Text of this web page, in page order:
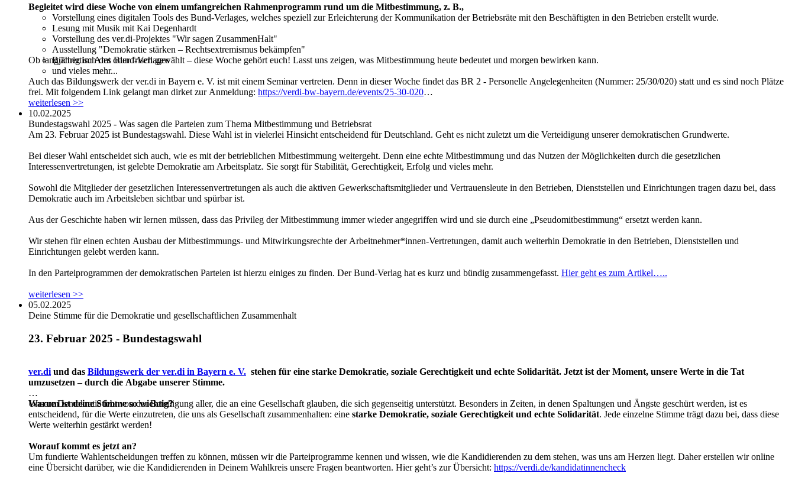
Begleitet wird diese Woche von einem umfangreichen Rahmenprogramm rund um die Mitbestimmung, z. B.,
Vorstellung eines digitalen Tools des Bund-Verlages, welches speziell zur Erleichterung der Kommunikation der Betriebsräte mit den Beschäftigten in den Betrieben erstellt wurde.
Lesung mit Musik mit Kai Degenhardt
Vorstellung des ver.di-Projektes "Wir sagen ZusammenHalt"
Ausstellung "Demokratie stärken – Rechtsextremismus bekämpfen"
Büchertisch des Bund-Verlages
und vieles mehr...
Ob langjährig im Amt oder frisch gewählt – diese Woche gehört euch! Lasst uns zeigen, was Mitbestimmung heute bedeutet und morgen bewirken kann.
Auch das Bildungswerk der ver.di in Bayern e. V. ist mit einem Seminar vertreten. Denn in dieser Woche findet das BR 2 - Personelle Angelegenheiten (Nummer: 25/30/020) statt und es sind noch Plätze
frei. Mit folgendem Link gelangt man dirket zur Anmeldung: https://verdi-bw-bayern.de/events/25-30-020
weiterlesen >>
10.02.2025
Bundestagswahl 2025 - Was sagen die Parteien zum Thema Mitbestimmung und Betriebsrat
Am 23. Februar 2025 ist Bundestagswahl. Diese Wahl ist in vielerlei Hinsicht entscheidend für Deutschland. Geht es nicht zuletzt um die Verteidigung unserer demokratischen Grundwerte.
Bei dieser Wahl entscheidet sich auch, wie es mit der betrieblichen Mitbestimmung weitergeht. Denn eine echte Mitbestimmung und das Nutzen der Möglichkeiten durch die gesetzlichen
Interessenvertretungen, ist gelebte Demokratie am Arbeitsplatz. Sie sorgt für Stabilität, Gerechtigkeit, Erfolg und vieles mehr.
Sowohl die Mitglieder der gesetzlichen Interessenvertretungen als auch die aktiven Gewerkschaftsmitglieder und Vertrauensleute in den Betrieben, Dienststellen und Einrichtungen tragen dazu bei, dass
Demokratie auch im Arbeitsleben sichtbar und spürbar ist.
Aus der Geschichte haben wir lernen müssen, dass das Privileg der Mitbestimmung immer wieder angegriffen wird und sie durch eine „Pseudomitbestimmung“ ersetzt werden kann.
Wir stehen für einen echten Ausbau der Mitbestimmungs- und Mitwirkungsrechte der Arbeitnehmer*innen-Vertretungen, damit auch weiterhin Demokratie in den Betrieben, Dienststellen und
Einrichtungen gelebt werden kann.
In den Parteiprogrammen der demokratischen Parteien ist hierzu einiges zu finden. Der Bund-Verlag hat es kurz und bündig zusammengefasst. Hier geht es zum Artikel…..
weiterlesen >>
05.02.2025
Deine Stimme für die Demokratie und gesellschaftlichen Zusammenhalt
23. Februar 2025 - Bundestagswahl
ver.di und das Bildungswerk der ver.di in Bayern e. V. stehen für eine starke Demokratie, soziale Gerechtigkeit und echte Solidarität. Jetzt ist der Moment, unsere Werte in die Tat
umzusetzen – durch die Abgabe unserer Stimme.
Warum ist deine Stimme so wichtig?
Unsere Demokratie lebt von der Beteiligung aller, die an eine Gesellschaft glauben, die sich gegenseitig unterstützt. Besonders in Zeiten, in denen Spaltungen und Ängste geschürt werden, ist es
entscheidend, für die Werte einzutreten, die uns als Gesellschaft zusammenhalten: eine starke Demokratie, soziale Gerechtigkeit und echte Solidarität. Jede einzelne Stimme trägt dazu bei, dass diese
Werte weiterhin gestärkt werden!
Worauf kommt es jetzt an?
Um fundierte Wahlentscheidungen treffen zu können, müssen wir die Parteiprogramme kennen und wissen, wie die Kandidierenden zu dem stehen, was uns am Herzen liegt. Daher erstellen wir online
eine Übersicht darüber, wie die Kandidierenden in Deinem Wahlkreis unsere Fragen beantworten. Hier geht’s zur Übersicht: https://verdi.de/kandidatinnencheck